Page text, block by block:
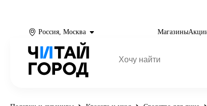
Россия, Москва Магазины